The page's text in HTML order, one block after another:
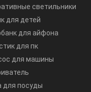
светильники
для детей
для айфона
для пк
для машины
для посуды